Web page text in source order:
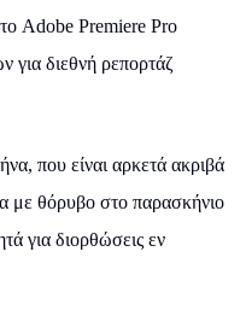
Adobe Premiere Pro
για διεθνή ρεπορτάζ
που είναι αρκετά ακριβά
με θόρυβο στο παρασκήνιο
για διορθώσεις εν